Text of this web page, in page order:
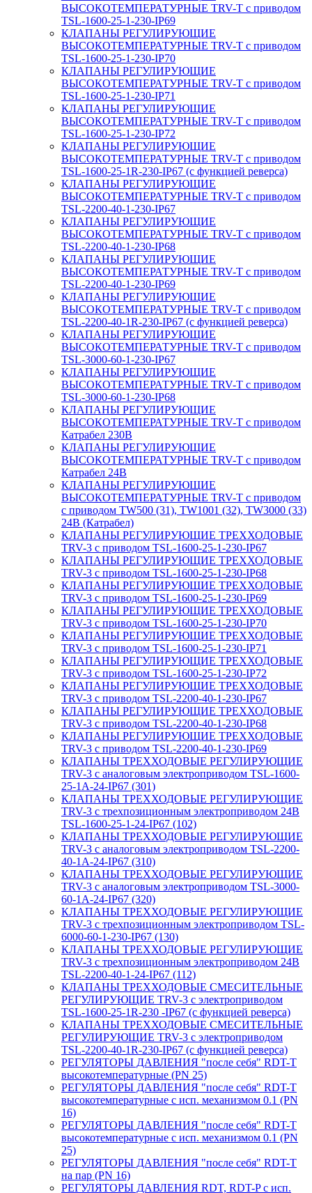
ВЫСОКОТЕМПЕРАТУРНЫЕ TRV-T с приводом
TSL-1600-25-1-230-IP69
КЛАПАНЫ РЕГУЛИРУЮЩИЕ
ВЫСОКОТЕМПЕРАТУРНЫЕ TRV-T с приводом
TSL-1600-25-1-230-IP70
КЛАПАНЫ РЕГУЛИРУЮЩИЕ
ВЫСОКОТЕМПЕРАТУРНЫЕ TRV-T с приводом
TSL-1600-25-1-230-IP71
КЛАПАНЫ РЕГУЛИРУЮЩИЕ
ВЫСОКОТЕМПЕРАТУРНЫЕ TRV-T с приводом
TSL-1600-25-1-230-IP72
КЛАПАНЫ РЕГУЛИРУЮЩИЕ
ВЫСОКОТЕМПЕРАТУРНЫЕ TRV-T с приводом
TSL-1600-25-1R-230-IP67 (с функцией реверса)
КЛАПАНЫ РЕГУЛИРУЮЩИЕ
ВЫСОКОТЕМПЕРАТУРНЫЕ TRV-T с приводом
TSL-2200-40-1-230-IP67
КЛАПАНЫ РЕГУЛИРУЮЩИЕ
ВЫСОКОТЕМПЕРАТУРНЫЕ TRV-T с приводом
TSL-2200-40-1-230-IP68
КЛАПАНЫ РЕГУЛИРУЮЩИЕ
ВЫСОКОТЕМПЕРАТУРНЫЕ TRV-T с приводом
TSL-2200-40-1-230-IP69
КЛАПАНЫ РЕГУЛИРУЮЩИЕ
ВЫСОКОТЕМПЕРАТУРНЫЕ TRV-T с приводом
TSL-2200-40-1R-230-IP67 (с функцией реверса)
КЛАПАНЫ РЕГУЛИРУЮЩИЕ
ВЫСОКОТЕМПЕРАТУРНЫЕ TRV-T с приводом
TSL-3000-60-1-230-IP67
КЛАПАНЫ РЕГУЛИРУЮЩИЕ
ВЫСОКОТЕМПЕРАТУРНЫЕ TRV-T с приводом
TSL-3000-60-1-230-IP68
КЛАПАНЫ РЕГУЛИРУЮЩИЕ
ВЫСОКОТЕМПЕРАТУРНЫЕ TRV-T с приводом
Катрабел 230В
КЛАПАНЫ РЕГУЛИРУЮЩИЕ
ВЫСОКОТЕМПЕРАТУРНЫЕ TRV-T с приводом
Катрабел 24В
КЛАПАНЫ РЕГУЛИРУЮЩИЕ
ВЫСОКОТЕМПЕРАТУРНЫЕ TRV-T с приводом
с приводом TW500 (31), TW1001 (32), TW3000 (33)
24В (Катрабел)
КЛАПАНЫ РЕГУЛИРУЮЩИЕ ТРЕХХОДОВЫЕ
TRV-3 с приводом TSL-1600-25-1-230-IP67
КЛАПАНЫ РЕГУЛИРУЮЩИЕ ТРЕХХОДОВЫЕ
TRV-3 с приводом TSL-1600-25-1-230-IP68
КЛАПАНЫ РЕГУЛИРУЮЩИЕ ТРЕХХОДОВЫЕ
TRV-3 с приводом TSL-1600-25-1-230-IP69
КЛАПАНЫ РЕГУЛИРУЮЩИЕ ТРЕХХОДОВЫЕ
TRV-3 с приводом TSL-1600-25-1-230-IP70
КЛАПАНЫ РЕГУЛИРУЮЩИЕ ТРЕХХОДОВЫЕ
TRV-3 с приводом TSL-1600-25-1-230-IP71
КЛАПАНЫ РЕГУЛИРУЮЩИЕ ТРЕХХОДОВЫЕ
TRV-3 с приводом TSL-1600-25-1-230-IP72
КЛАПАНЫ РЕГУЛИРУЮЩИЕ ТРЕХХОДОВЫЕ
TRV-3 с приводом TSL-2200-40-1-230-IP67
КЛАПАНЫ РЕГУЛИРУЮЩИЕ ТРЕХХОДОВЫЕ
TRV-3 с приводом TSL-2200-40-1-230-IP68
КЛАПАНЫ РЕГУЛИРУЮЩИЕ ТРЕХХОДОВЫЕ
TRV-3 с приводом TSL-2200-40-1-230-IP69
КЛАПАНЫ ТРЕХХОДОВЫЕ РЕГУЛИРУЮЩИЕ
TRV-3 с аналоговым электроприводом TSL-1600-
25-1А-24-IP67 (301)
КЛАПАНЫ ТРЕХХОДОВЫЕ РЕГУЛИРУЮЩИЕ
TRV-3 с трехпозиционным электроприводом 24В
TSL-1600-25-1-24-IP67 (102)
КЛАПАНЫ ТРЕХХОДОВЫЕ РЕГУЛИРУЮЩИЕ
TRV-3 с аналоговым электроприводом TSL-2200-
40-1А-24-IP67 (310)
КЛАПАНЫ ТРЕХХОДОВЫЕ РЕГУЛИРУЮЩИЕ
TRV-3 с аналоговым электроприводом TSL-3000-
60-1А-24-IP67 (320)
КЛАПАНЫ ТРЕХХОДОВЫЕ РЕГУЛИРУЮЩИЕ
TRV-3 с трехпозиционным электроприводом TSL-
6000-60-1-230-IP67 (130)
КЛАПАНЫ ТРЕХХОДОВЫЕ РЕГУЛИРУЮЩИЕ
TRV-3 с трехпозиционным электроприводом 24В
TSL-2200-40-1-24-IP67 (112)
КЛАПАНЫ ТРЕХХОДОВЫЕ СМЕСИТЕЛЬНЫЕ
РЕГУЛИРУЮЩИЕ TRV-3 с электроприводом
TSL-1600-25-1R-230 -IP67 (с функцией реверса)
КЛАПАНЫ ТРЕХХОДОВЫЕ СМЕСИТЕЛЬНЫЕ
РЕГУЛИРУЮЩИЕ TRV-3 с электроприводом
TSL-2200-40-1R-230-IP67 (с функцией реверса)
РЕГУЛЯТОРЫ ДАВЛЕНИЯ "после себя" RDT-T
высокотемпературные (PN 25)
РЕГУЛЯТОРЫ ДАВЛЕНИЯ "после себя" RDT-T
высокотемпературные с исп. механизмом 0.1 (PN
16)
РЕГУЛЯТОРЫ ДАВЛЕНИЯ "после себя" RDT-T
высокотемпературные с исп. механизмом 0.1 (PN
25)
РЕГУЛЯТОРЫ ДАВЛЕНИЯ "после себя" RDT-T
на пар (PN 16)
РЕГУЛЯТОРЫ ДАВЛЕНИЯ RDT, RDT-P с исп.